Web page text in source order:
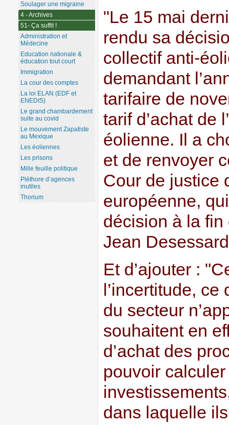
"Le 15 mai
rendu sa
collectif anti-
demandant
tarifaire de
tarif d’achat de
éolienne. Il a
et de renvoyer
Cour de justice
européenne,
décision à la
Jean
Et d’ajouter :
l’incertitude,
du secteur
souhaitent en
d’achat des
pouvoir
dans laquelle
Soulager une migraine
4 - Archives
51- Ça suffit !
Administration et
Médecine
Education nationale &
éducation tout court
Immigration
La cour des comptes
La loi ELAN (EDF et
ENEDIS)
Le grand chambardement
suite au covid
Le mouvement Zapatiste
au Mexique
Les éoliennes
Les prisons
Mille feuille politique
Pléthore d’agences
inutiles
Thorium